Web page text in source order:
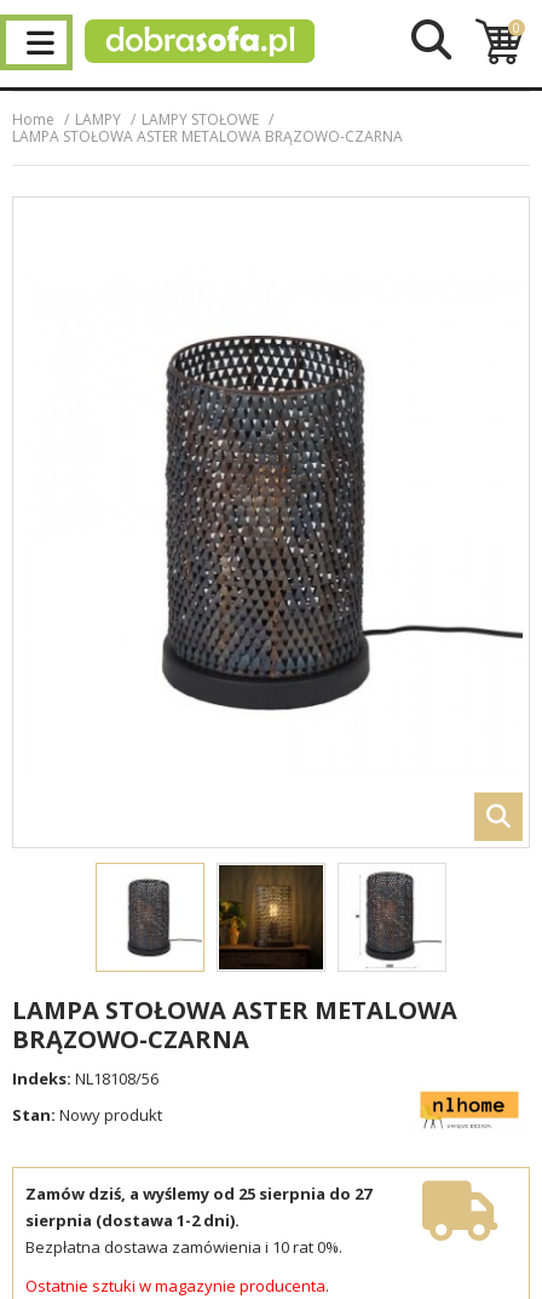
0
Home LAMPY
LAMPY STOŁOWE
LAMPA STOŁOWA ASTER METALOWA BRĄZOWO-CZARNA
LAMPA STOŁOWA ASTER METALOWA
BRĄZOWO-CZARNA
Indeks: NL18108/56
Stan: Nowy produkt
Zamów dziś, a wyślemy od 25 sierpnia do 27
sierpnia (dostawa 1-2 dni).
Bezpłatna dostawa zamówienia i 10 rat 0%.
Ostatnie sztuki w magazynie producenta.